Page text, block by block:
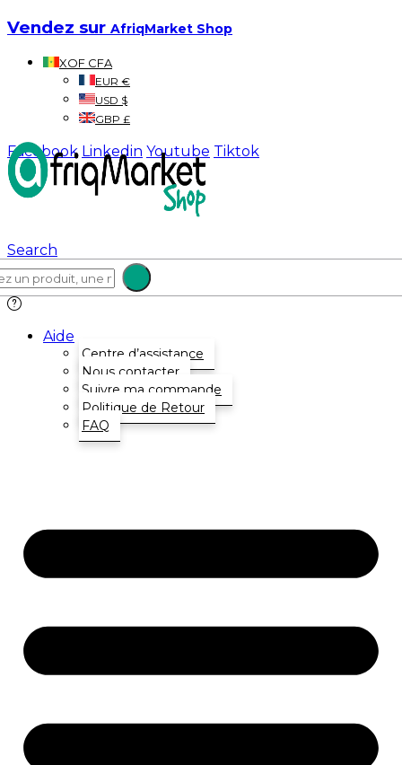
Vendez sur AfriqMarket Shop
XOF CFA
EUR €
USD $
GBP £
Facebook Linkedin Youtube Tiktok
Search
Aide
Centre d’assistance
Nous contacter
Suivre ma commande
Politique de Retour
FAQ